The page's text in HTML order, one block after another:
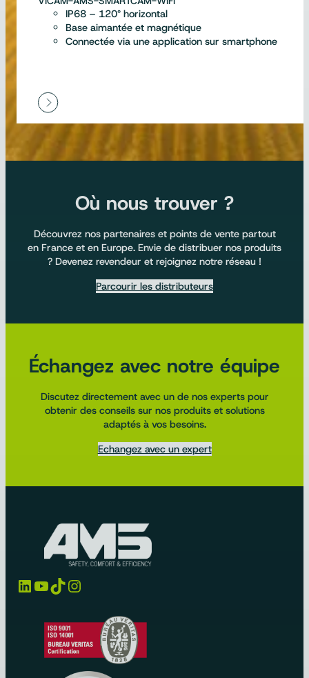
IP68 – 120° horizontal
Base aimantée et magnétique
Connectée via une application sur smartphone
Où nous trouver ?
Découvrez nos partenaires et points de vente partout
en France et en Europe. Envie de distribuer nos produits
? Devenez revendeur et rejoignez notre réseau !
Parcourir les distributeurs
Échangez avec notre équipe
Discutez directement avec un de nos experts pour
obtenir des conseils sur nos produits et solutions
adaptés à vos besoins.
Echangez avec un expert
LinkedIn YouTube TikTok Instagram